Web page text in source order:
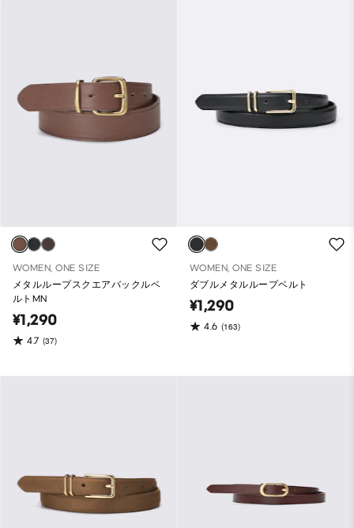
WOMEN, ONE SIZE
メタルループスクエアバックルベ
ルトMN
¥1,290
4.7 (37)
WOMEN, ONE SIZE
ダブルメタルループベルト
¥1,290
4.6 (163)